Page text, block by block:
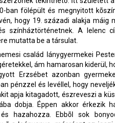
ban fölépült és megnyitott
hogy 19. századi alakja máig
színháztörténetnek. A lelenc
mutatta be a társulat.
család lánygyermekei
ám hamarosan kiderül,
Erzsébet azonban
pénzzel és levéllel, hogy
apja kitagadott, észreveszi a
dobja. Éppen akkor érkezik
hazahozza. Ebbõl sok